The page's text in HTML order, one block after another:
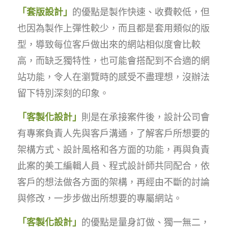
「套版設計」 的優點是製作快速、收費較低，但
也因為製作上彈性較少，而且都是套用類似的版
型，導致每位客戶做出來的網站相似度會比較
高，而缺乏獨特性，也可能會搭配到不合適的網
站功能，令人在瀏覽時的感受不盡理想，沒辦法
留下特別深刻的印象。
「客製化設計」 則是在承接案件後，設計公司會
有專案負責人先與客戶溝通，了解客戶所想要的
架構方式、設計風格和各方面的功能，再與負責
此案的美工編輯人員、程式設計師共同配合，依
客戶的想法做各方面的架構，再經由不斷的討論
與修改，一步步做出所想要的專屬網站。
「客製化設計」 的優點是量身訂做、獨一無二，